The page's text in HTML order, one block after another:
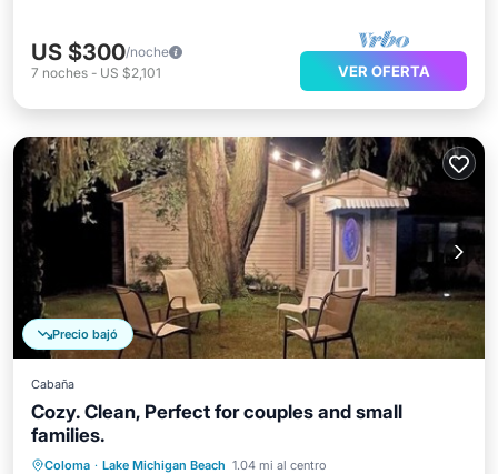
US $300/noche
7 noches - US $2,101 VER OFERTA
Precio bajó
Cabaña
Cozy. Clean, Perfect for couples and small
families.
Coloma · Lake Michigan Beach 1.04 mi al centro
Frente al mar
Aparcamiento